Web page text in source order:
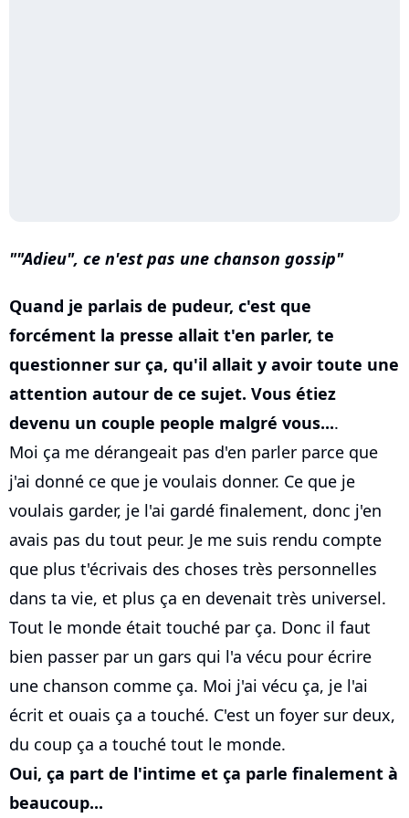
"Adieu", ce n'est pas une chanson gossip
Quand je parlais de pudeur, c'est que
forcément la presse allait t'en parler, te
questionner sur ça, qu'il allait y avoir toute une
attention autour de ce sujet. Vous étiez
devenu un couple people malgré vous....
Moi ça me dérangeait pas d'en parler parce que
j'ai donné ce que je voulais donner. Ce que je
voulais garder, je l'ai gardé finalement, donc j'en
avais pas du tout peur. Je me suis rendu compte
que plus t'écrivais des choses très personnelles
dans ta vie, et plus ça en devenait très universel.
Tout le monde était touché par ça. Donc il faut
bien passer par un gars qui l'a vécu pour écrire
une chanson comme ça. Moi j'ai vécu ça, je l'ai
écrit et ouais ça a touché. C'est un foyer sur deux,
du coup ça a touché tout le monde.
Oui, ça part de l'intime et ça parle finalement à
beaucoup...